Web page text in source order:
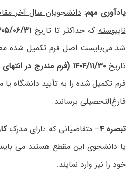
یادآوری مهم: دانشجویان سال آخر
ناپیوستهکه حداکثر تا تاریخ ۱۴۰۵/۰۶/
شد می‌بایست اصل فرم تکمیل شده
تاریخ۱۴۰۴/۱۱/۳۰ (فرم مندرج در انتهای این اطلاعیه)
فرم تکمیل شده را به تأیید دانشگاه
فارغ‌التحصیلی برسانند.
تبصره ۴ – متقاضیانی که دارای مدرک
یا دانشجوی این مقطع هستند می
خود را نیز وارد نمایند.